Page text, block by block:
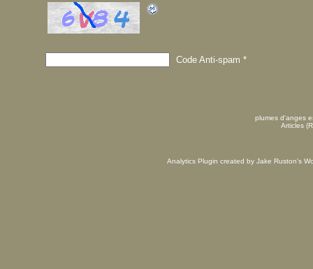
Code Anti-spam *
plumes d'anges
Articles
Analytics Plugin created by Jake Ruston's